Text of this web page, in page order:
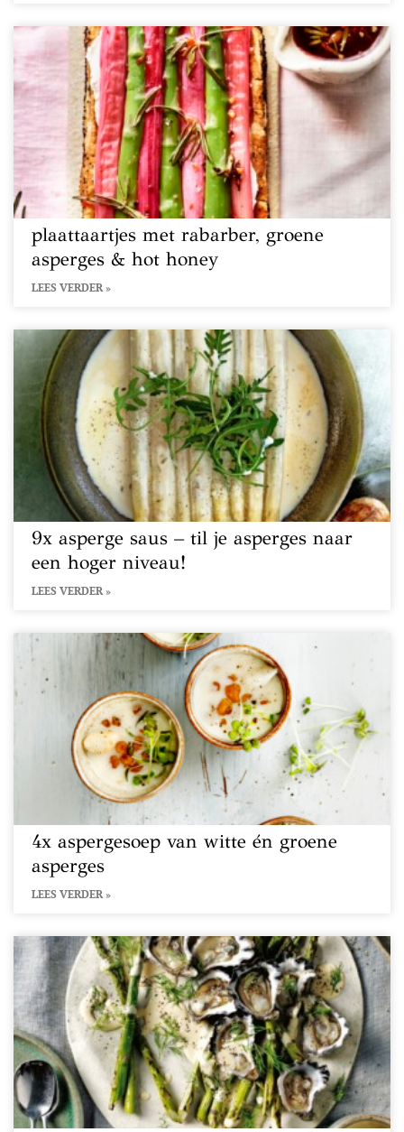
plaattaartjes met rabarber, groene
asperges & hot honey
LEES VERDER »
9x asperge saus – til je asperges naar
een hoger niveau!
LEES VERDER »
4x aspergesoep van witte én groene
asperges
LEES VERDER »